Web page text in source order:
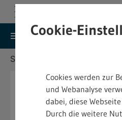
menu Menu search Suche
Sie befinden sich hier:
Cookie-
Cookies werden zur
und Webanalyse
dabei, diese
Durch die weitere